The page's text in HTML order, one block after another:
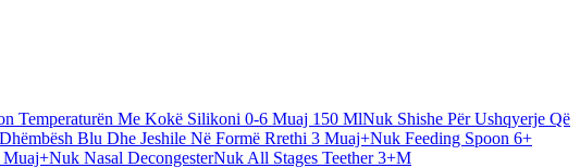
Temperaturën Me Kokë Silikoni 0-6 Muaj 150 MlNuk Shishe Për Ushqyerje Që
Blu Dhe Jeshile Në Formë Rrethi 3 Muaj+Nuk Feeding Spoon 6+
Muaj+Nuk Nasal DecongesterNuk All Stages Teether 3+M